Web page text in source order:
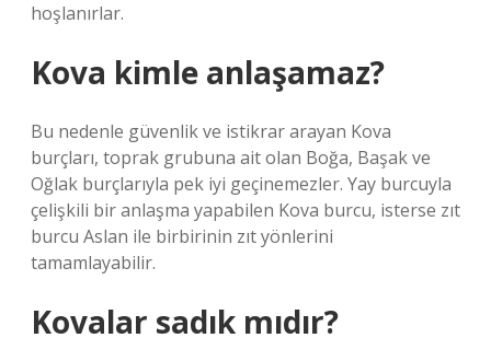
hoşlanırlar.
Kova kimle anlaşamaz?
Bu nedenle güvenlik ve istikrar arayan Kova
burçları, toprak grubuna ait olan Boğa, Başak ve
Oğlak burçlarıyla pek iyi geçinemezler. Yay burcuyla
çelişkili bir anlaşma yapabilen Kova burcu, isterse zıt
burcu Aslan ile birbirinin zıt yönlerini
tamamlayabilir.
Kovalar sadık mıdır?